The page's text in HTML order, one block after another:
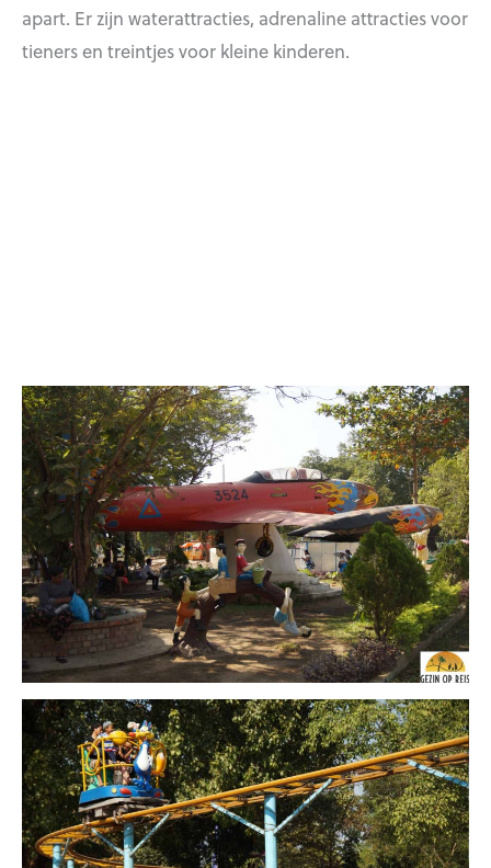
apart. Er zijn waterattracties, adrenaline attracties voor
tieners en treintjes voor kleine kinderen.